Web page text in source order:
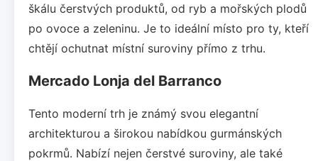
škálu čerstvých produktů, od ryb a mořských plodů
po ovoce a zeleninu. Je to ideální místo pro ty, kteří
chtějí ochutnat místní suroviny přímo z trhu.
Mercado Lonja del Barranco
Tento moderní trh je známý svou elegantní
architekturou a širokou nabídkou gurmánských
pokrmů. Nabízí nejen čerstvé suroviny, ale také